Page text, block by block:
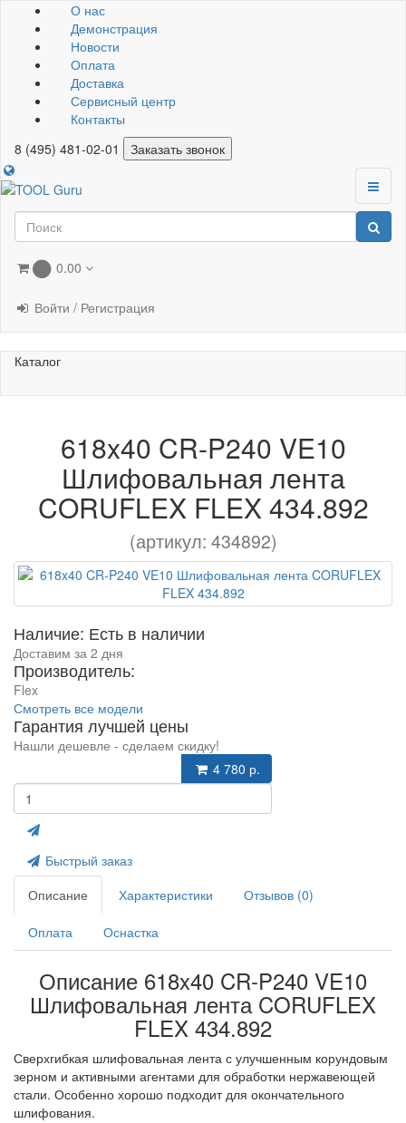
О нас
Демонстрация
Новости
Оплата
Доставка
Сервисный центр
Контакты
8 (495) 481-02-01
Заказать звонок
0.00
Войти / Регистрация
Каталог
618x40 CR-P240 VE10
Шлифовальная лента
CORUFLEX FLEX 434.892
(артикул: 434892)
Наличие: Есть в наличии
Доставим за 2 дня
Производитель:
Flex
Смотреть все модели
Гарантия лучшей цены
Нашли дешевле - сделаем скидку!
4 780 р.
Быстрый заказ
Описание
Характеристики Отзывов (0)
Оплата Оснастка
Описание 618x40 CR-P240 VE10
Шлифовальная лента CORUFLEX
FLEX 434.892
Сверхгибкая шлифовальная лента с улучшенным корундовым
зерном и активными агентами для обработки нержавеющей
стали. Особенно хорошо подходит для окончательного
шлифования.